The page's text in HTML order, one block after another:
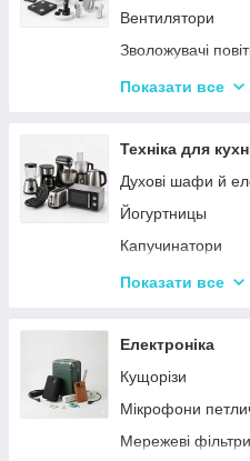
Вентилятори
Зволожувачі
Пральні машинки
Набори для
Машинки для
Праски
Отпариватели
Пилососи
Показати все
Техніка для
Духові шафи й
Йогуртницы
Капучинатори
Інша дрібна
Сендвічниці та
Соковичавниці
Мультиварки та
Міксери
Показати все
Електроніка
Кущорізи
Мікрофони
Мережеві